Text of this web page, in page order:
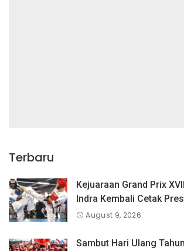
Terbaru
Kejuaraan Grand Prix
Indra Kembali Cetak
August 9, 2026
Sambut Hari Ulang